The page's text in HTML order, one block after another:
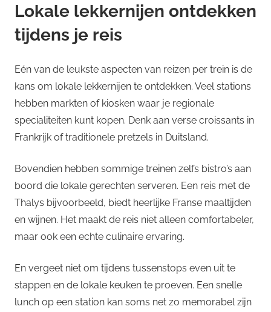
Lokale lekkernijen ontdekken
tijdens je reis
Eén van de leukste aspecten van reizen per trein is de
kans om lokale lekkernijen te ontdekken. Veel stations
hebben markten of kiosken waar je regionale
specialiteiten kunt kopen. Denk aan verse croissants in
Frankrijk of traditionele pretzels in Duitsland.
Bovendien hebben sommige treinen zelfs bistro’s aan
boord die lokale gerechten serveren. Een reis met de
Thalys bijvoorbeeld, biedt heerlijke Franse maaltijden
en wijnen. Het maakt de reis niet alleen comfortabeler,
maar ook een echte culinaire ervaring.
En vergeet niet om tijdens tussenstops even uit te
stappen en de lokale keuken te proeven. Een snelle
lunch op een station kan soms net zo memorabel zijn